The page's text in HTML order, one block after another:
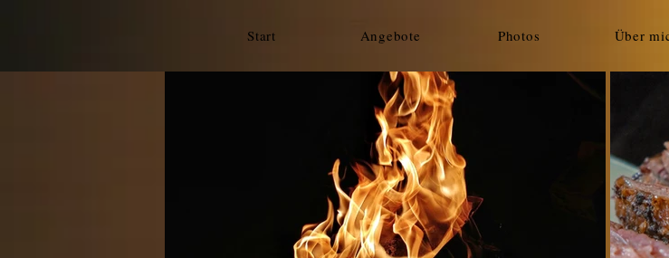
Start Angebote Photos Über